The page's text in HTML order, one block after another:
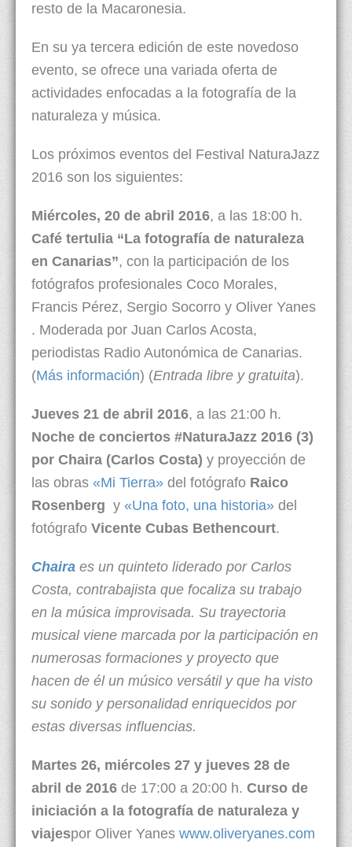
resto de la Macaronesia.
En su ya tercera edición de este novedoso
evento, se ofrece una variada oferta de
actividades enfocadas a la fotografía de la
naturaleza y música.
Los próximos eventos del Festival NaturaJazz
2016 son los siguientes:
Miércoles, 20 de abril 2016, a las 18:00 h.
Café tertulia “La fotografía de naturaleza
en Canarias”, con la participación de los
fotógrafos profesionales Coco Morales,
Francis Pérez, Sergio Socorro y Oliver Yanes
. Moderada por Juan Carlos Acosta,
periodistas Radio Autonómica de Canarias.
(Más información) (Entrada libre y gratuita).
Jueves 21 de abril 2016, a las 21:00 h.
Noche de conciertos #NaturaJazz 2016 (3)
por Chaira (Carlos Costa) y proyección de
las obras «Mi Tierra» del fotógrafo Raico
Rosenberg y «Una foto, una historia» del
fotógrafo Vicente Cubas Bethencourt.
Chaira es un quinteto liderado por Carlos
Costa, contrabajista que focaliza su trabajo
en la música improvisada. Su trayectoria
musical viene marcada por la participación en
numerosas formaciones y proyecto que
hacen de él un músico versátil y que ha visto
su sonido y personalidad enriquecidos por
estas diversas influencias.
Martes 26, miércoles 27 y jueves 28 de
abril de 2016 de 17:00 a 20:00 h. Curso de
iniciación a la fotografía de naturaleza y
viajespor Oliver Yanes www.oliveryanes.com